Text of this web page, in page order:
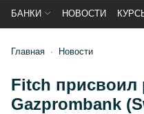
БАНКИ НОВОСТИ
Главная Новости
Fitch присвоил
Gazprombank